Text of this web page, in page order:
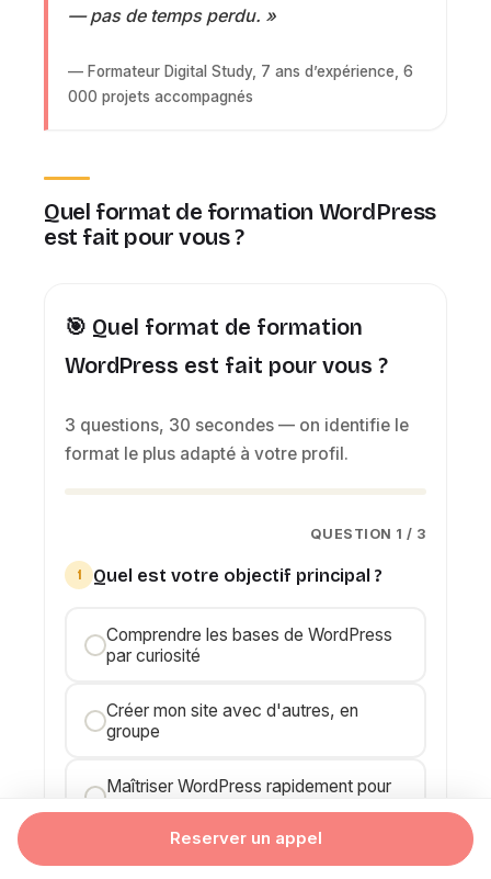
Reserver un appel
— pas de temps perdu. »
— Formateur Digital Study, 7 ans d’expérience, 6
000 projets accompagnés
Quel format de formation WordPress
est fait pour vous ?
🎯 Quel format de formation
WordPress est fait pour vous ?
3 questions, 30 secondes — on identifie le
format le plus adapté à votre profil.
QUESTION 1 / 3
1 Quel est votre objectif principal ?
Comprendre les bases de WordPress
par curiosité
Créer mon site avec d'autres, en
groupe
Maîtriser WordPress rapidement pour
mon activité